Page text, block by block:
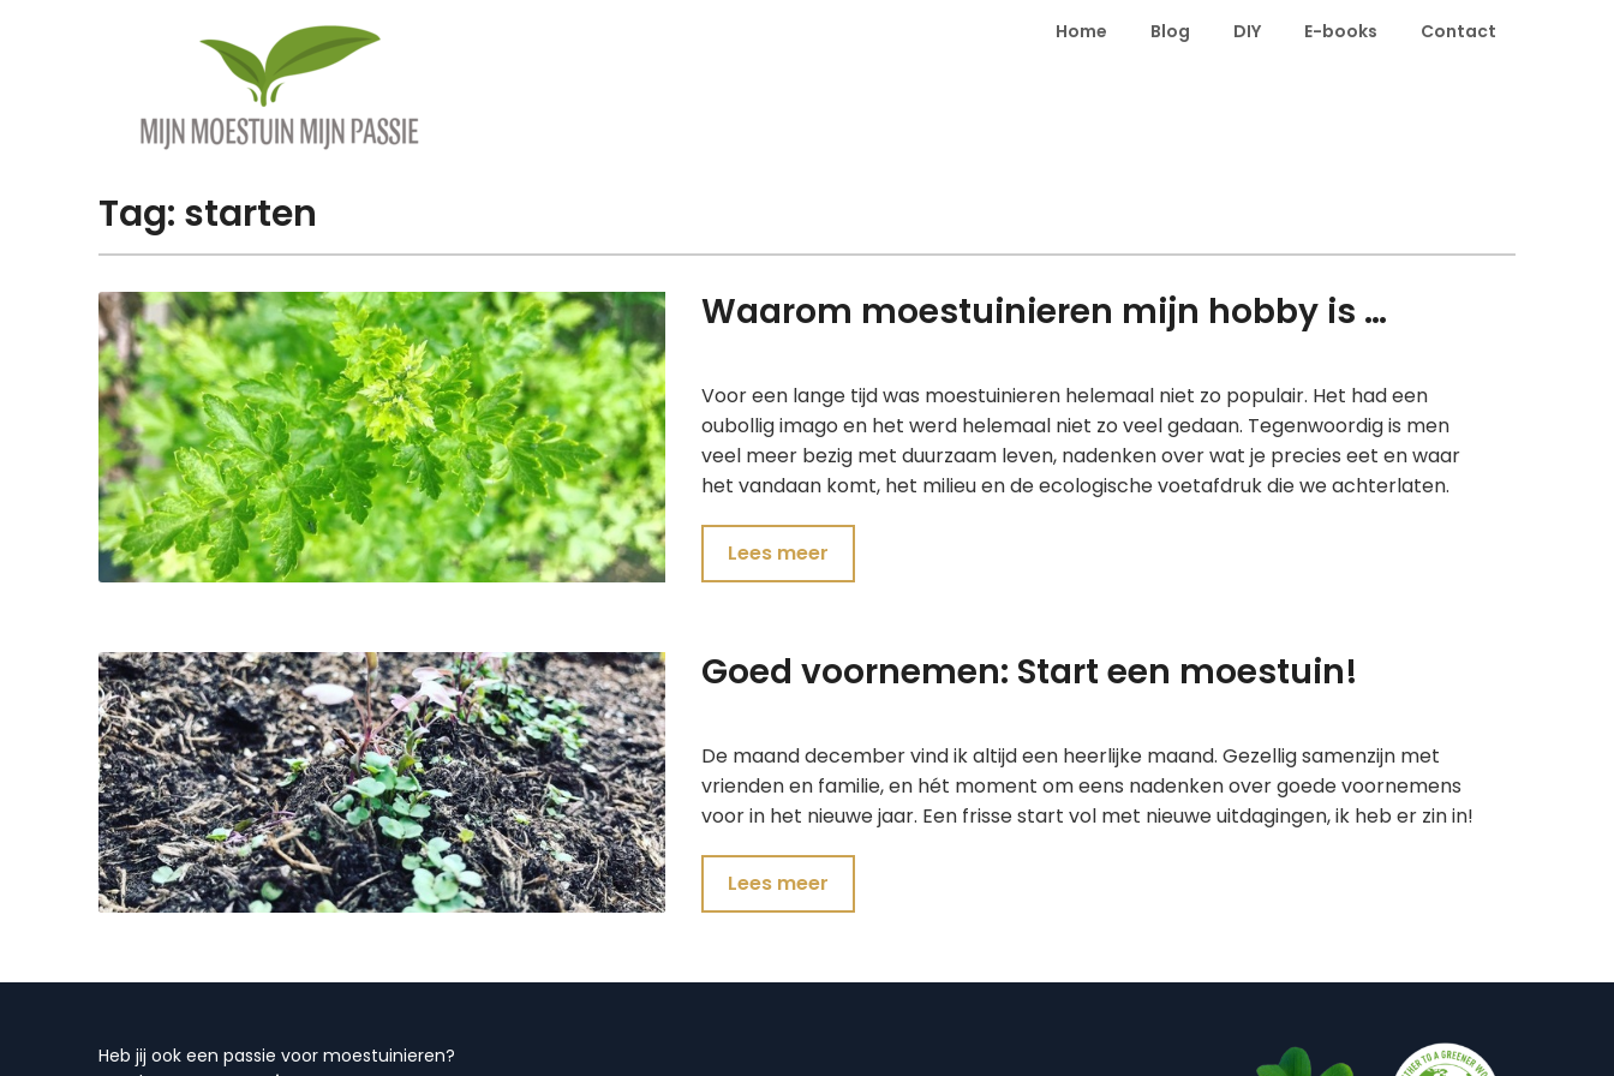
Home Blog DIY E-books Contact
Tag: starten
Waarom moestuinieren mijn hobby is …
Voor een lange tijd was moestuinieren helemaal niet zo populair. Het had een
oubollig imago en het werd helemaal niet zo veel gedaan. Tegenwoordig is men
veel meer bezig met duurzaam leven, nadenken over wat je precies eet en waar
het vandaan komt, het milieu en de ecologische voetafdruk die we achterlaten.
Lees meer
Goed voornemen: Start een moestuin!
De maand december vind ik altijd een heerlijke maand. Gezellig samenzijn met
vrienden en familie, en hét moment om eens nadenken over goede voornemens
voor in het nieuwe jaar. Een frisse start vol met nieuwe uitdagingen, ik heb er zin in!
Lees meer
Heb jij ook een passie voor moestuinieren?